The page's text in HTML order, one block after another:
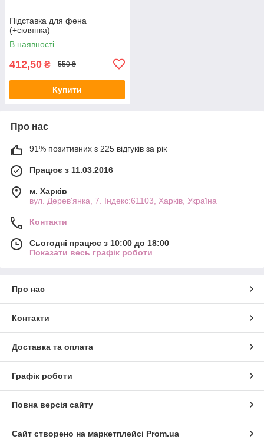
Підставка для фена
(+склянка)
В наявності
412,50 ₴ 550 ₴
Купити
Про нас
91% позитивних з 225 відгуків за рік
Працює з 11.03.2016
м. Харків
вул. Дерев'янка, 7. Індекс:61103, Харків, Україна
Контакти
Сьогодні працює з 10:00 до 18:00
Показати весь графік роботи
Про нас
Контакти
Доставка та оплата
Графік роботи
Повна версія сайту
Сайт створено на маркетплейсі Prom.ua